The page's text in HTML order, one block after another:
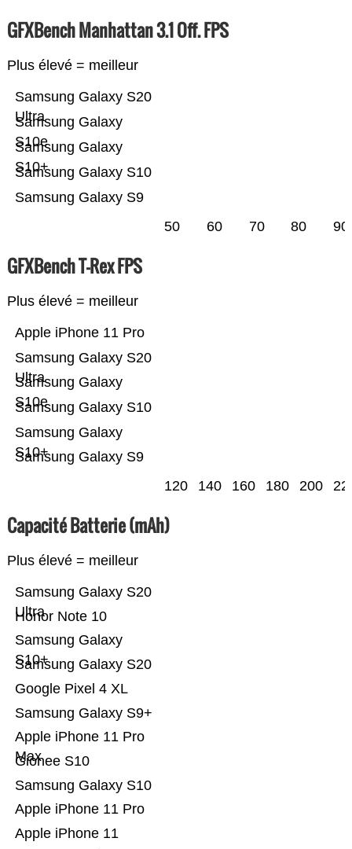
GFXBench Manhattan 3.1 Off. FPS
Plus élevé = meilleur
Samsung Galaxy S9
Samsung Galaxy S10
Samsung Galaxy
S10+
Samsung Galaxy
S10e
Samsung Galaxy S20
Ultra
50 60 70 80 90
GFXBench T-Rex FPS
Plus élevé = meilleur
Samsung Galaxy S9
Samsung Galaxy
S10+
Samsung Galaxy S10
Samsung Galaxy
S10e
Samsung Galaxy S20
Ultra
Apple iPhone 11 Pro
120 140 160 180 200
Capacité Batterie (mAh)
Plus élevé = meilleur
Apple iPhone 11
Apple iPhone 11 Pro
Samsung Galaxy S10
Gionee S10
Apple iPhone 11 Pro
Max
Samsung Galaxy S9+
Google Pixel 4 XL
Samsung Galaxy S20
Samsung Galaxy
S10+
Honor Note 10
Samsung Galaxy S20
Ultra